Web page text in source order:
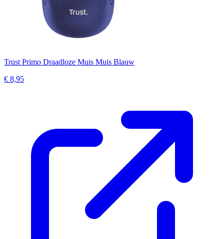
Trust Primo Draadloze Muis Muis Blauw
€ 8,95